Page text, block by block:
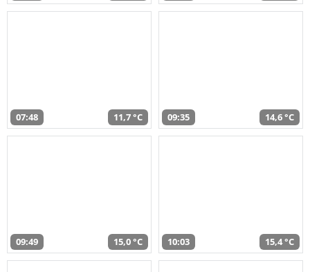
07:48 11,7 °C 09:35 14,6 °C
09:49 15,0 °C 10:03 15,4 °C